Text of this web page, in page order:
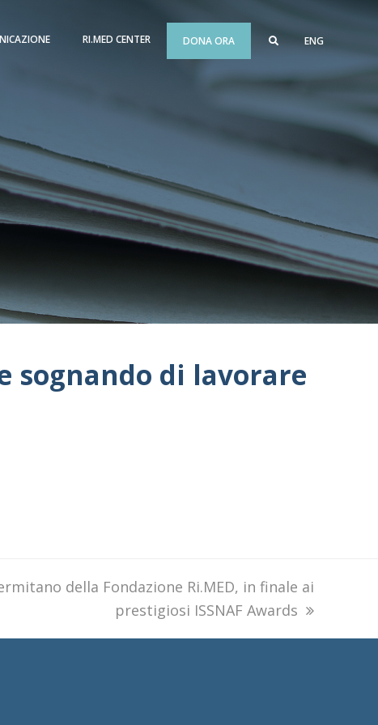
RI.MED CENTER DONA ORA ENG
sognando di lavorare
della Fondazione Ri.MED, in finale ai
prestigiosi ISSNAF Awards